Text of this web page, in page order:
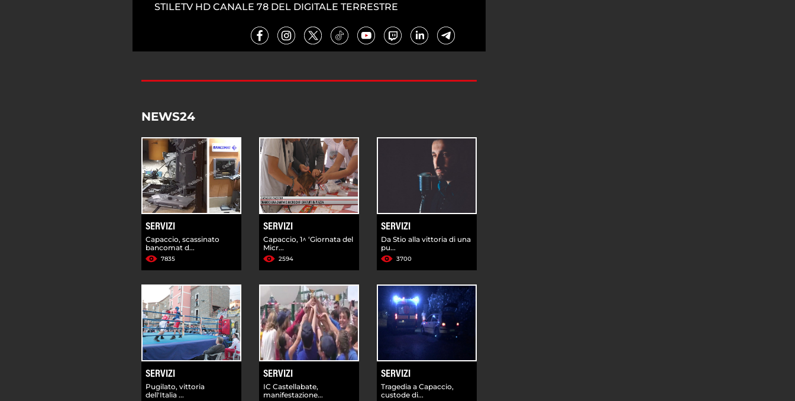
STILETV HD CANALE 78 DEL DIGITALE TERRESTRE
NEWS24
SERVIZI
Capaccio, scassinato
bancomat d...
7835
SERVIZI
Capaccio, 1^ ‘Giornata del
Micr...
2594
SERVIZI
Da Stio alla vittoria di una
pu...
3700
SERVIZI
Pugilato, vittoria
dell'Italia ...
SERVIZI
IC Castellabate,
manifestazione...
SERVIZI
Tragedia a Capaccio,
custode di...